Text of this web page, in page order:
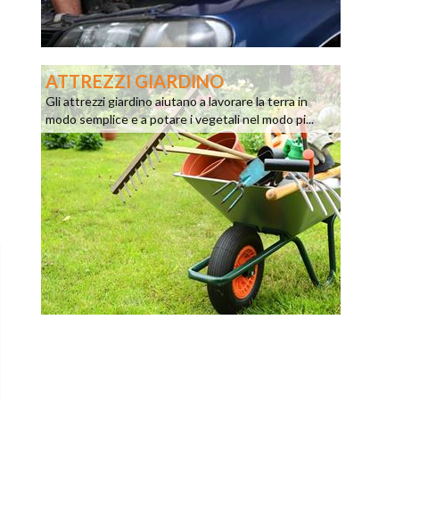
ATTREZZI GIARDINO
Gli attrezzi giardino aiutano a lavorare la terra in
modo semplice e a potare i vegetali nel modo pi...